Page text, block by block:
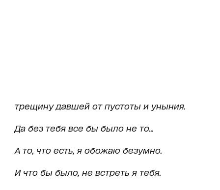
трещину давшей от пустоты и уныния.
Да без тебя все бы было не то...
А то, что есть, я обожаю безумно.
И что бы было, не встреть я тебя.